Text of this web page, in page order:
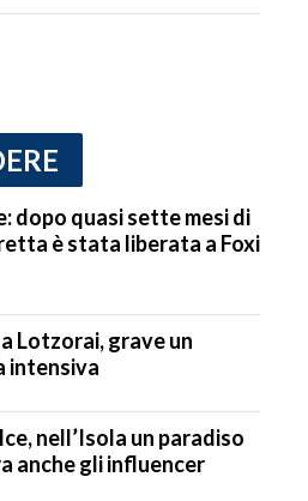
dopo quasi sette mesi di
è stata liberata a Foxi
Lotzorai, grave un
intensiva
nell’Isola un paradiso
anche gli influencer